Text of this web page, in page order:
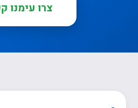
צרו עימנו